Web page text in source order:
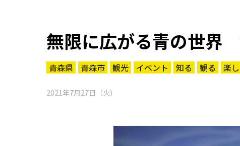
無限に広がる青の世界
青森県 青森市 観光 イベント 知る 観る 楽
2021年7月27日（火）